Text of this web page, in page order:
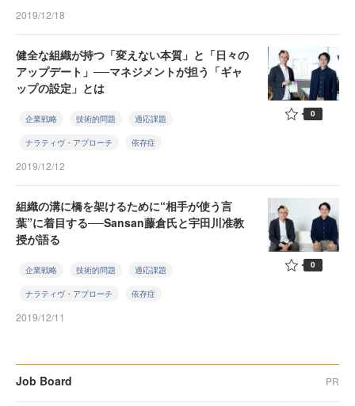
2019/12/18
健全な組織が持つ「変えない本質」と「日々の
アップデート」──マネジメントが担う「ギャ
ップの設定」とは
企業戦略 技術的問題 適応課題
ナラティヴ・アプローチ 依存症
2019/12/12
0
組織の溝に橋を架けるために“相手が使う言
葉”に着目する──Sansan藤倉氏と宇田川准教
授が語る
企業戦略 技術的問題 適応課題
ナラティヴ・アプローチ 依存症
2019/12/11
0
Job Board PR